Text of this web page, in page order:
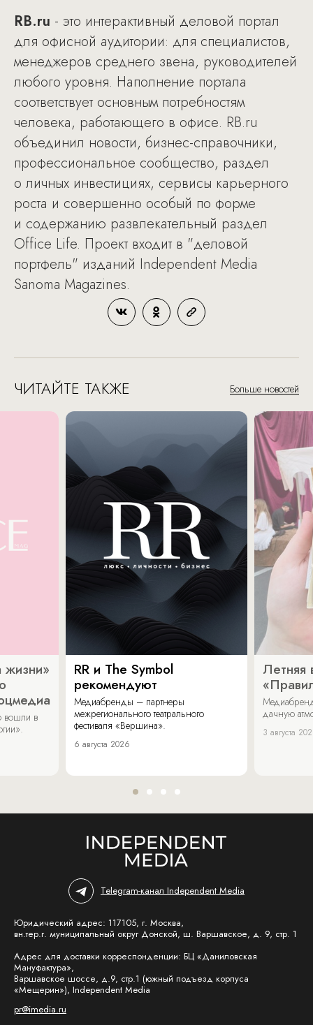
RB.ru - это интерактивный деловой портал
для офисной аудитории: для специалистов,
менеджеров среднего звена, руководителей
любого уровня. Наполнение портала
соответствует основным потребностям
человека, работающего в офисе. RB.ru
объединил новости, бизнес-справочники,
профессиональное сообщество, раздел
о личных инвестициях, сервисы карьерного
роста и совершенно особый по форме
и содержанию развлекательный раздел
Office Life. Проект входит в "деловой
портфель" изданий Independent Media
Sanoma Magazines.
ЧИТАЙТЕ ТАКЖЕ Больше новостей
жизни»
вошли в
RR и The Symbol
рекомендуют
Медиабренды – партнеры
межрегионального театрального
фестиваля «Вершина».
6 августа 2026
Летняя
дачную
3 августа
Telegram-канал Independent Media
Юридический адрес: 117105, г. Москва,
вн.тер.г. муниципальный округ Донской, ш. Варшавское, д. 9, стр. 1
Адрес для доставки корреспонденции: БЦ «Даниловская
Мануфактура»,
Варшавское шоссе, д.9, стр.1 (южный подъезд корпуса
«Мещерин»), Independent Media
pr@imedia.ru